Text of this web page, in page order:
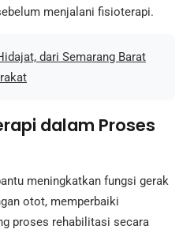
menjalani fisioterapi.
dari Semarang Barat
dalam Proses
meningkatkan fungsi gerak
otot, memperbaiki
proses rehabilitasi secara